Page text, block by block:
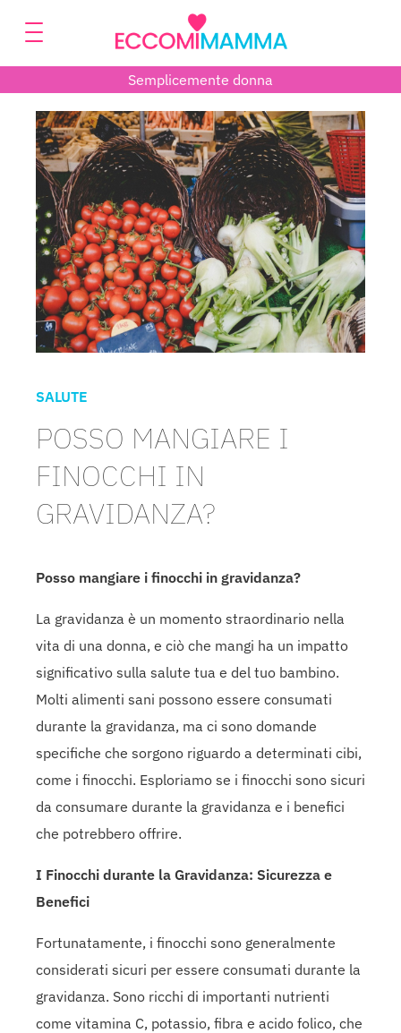
Semplicemente donna
SALUTE
POSSO MANGIARE I
FINOCCHI IN
GRAVIDANZA?
Posso mangiare i finocchi in gravidanza?
La gravidanza è un momento straordinario nella
vita di una donna, e ciò che mangi ha un impatto
significativo sulla salute tua e del tuo bambino.
Molti alimenti sani possono essere consumati
durante la gravidanza, ma ci sono domande
specifiche che sorgono riguardo a determinati cibi,
come i finocchi. Esploriamo se i finocchi sono sicuri
da consumare durante la gravidanza e i benefici
che potrebbero offrire.
I Finocchi durante la Gravidanza: Sicurezza e
Benefici
Fortunatamente, i finocchi sono generalmente
considerati sicuri per essere consumati durante la
gravidanza. Sono ricchi di importanti nutrienti
come vitamina C, potassio, fibra e acido folico, che